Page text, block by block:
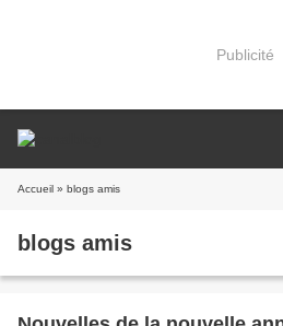
Publicité
Accueil » blogs amis
blogs amis